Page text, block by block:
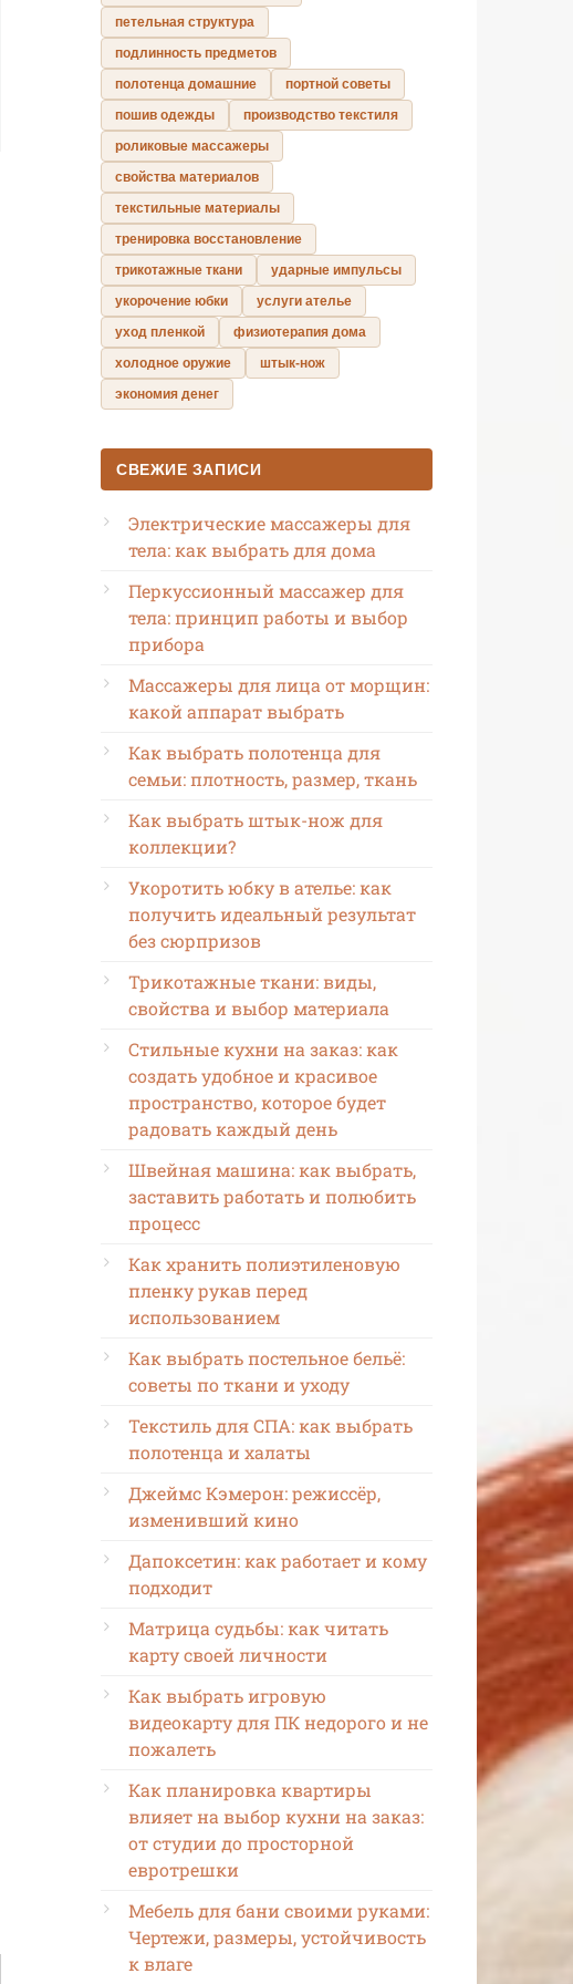
петельная структура
подлинность предметов
полотенца домашние
портной советы
пошив одежды
производство текстиля
роликовые массажеры
свойства материалов
текстильные материалы
тренировка восстановление
трикотажные ткани
ударные импульсы
укорочение юбки
услуги ателье
уход пленкой
физиотерапия дома
холодное оружие
штык-нож
экономия денег
СВЕЖИЕ ЗАПИСИ
Электрические массажеры для
тела: как выбрать для дома
Перкуссионный массажер для
тела: принцип работы и выбор
прибора
Массажеры для лица от морщин:
какой аппарат выбрать
Как выбрать полотенца для
семьи: плотность, размер, ткань
Как выбрать штык-нож для
коллекции?
Укоротить юбку в ателье: как
получить идеальный результат
без сюрпризов
Трикотажные ткани: виды,
свойства и выбор материала
Стильные кухни на заказ: как
создать удобное и красивое
пространство, которое будет
радовать каждый день
Швейная машина: как выбрать,
заставить работать и полюбить
процесс
Как хранить полиэтиленовую
пленку рукав перед
использованием
Как выбрать постельное бельё:
советы по ткани и уходу
Текстиль для СПА: как выбрать
полотенца и халаты
Джеймс Кэмерон: режиссёр,
изменивший кино
Дапоксетин: как работает и кому
подходит
Матрица судьбы: как читать
карту своей личности
Как выбрать игровую
видеокарту для ПК недорого и не
пожалеть
Как планировка квартиры
влияет на выбор кухни на заказ:
от студии до просторной
евротрешки
Мебель для бани своими руками:
Чертежи, размеры, устойчивость
к влаге